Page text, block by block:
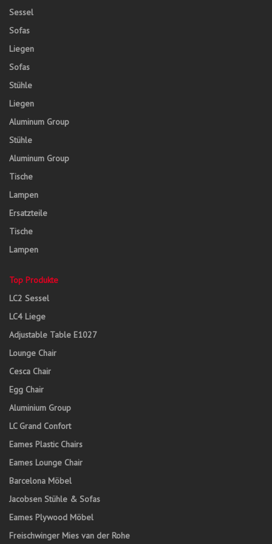
Sessel
Sofas
Liegen
Sofas
Stühle
Liegen
Aluminum Group
Stühle
Aluminum Group
Tische
Lampen
Ersatzteile
Tische
Lampen
Top Produkte
LC2 Sessel
LC4 Liege
Adjustable Table E1027
Lounge Chair
Cesca Chair
Egg Chair
Aluminium Group
LC Grand Confort
Eames Plastic Chairs
Eames Lounge Chair
Barcelona Möbel
Jacobsen Stühle & Sofas
Eames Plywood Möbel
Freischwinger Mies van der Rohe